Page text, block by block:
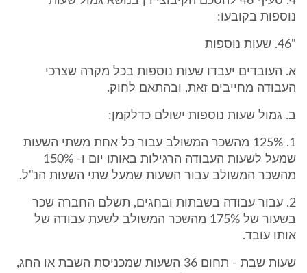
נוספות בקובעו:
"46. שעות נוספות
א. העובדים יעבדו שעות נוספות בכל מקרה שצרכי
העבודה מחייבים זאת, ובהתאם לחוק.
ב. גמול שעות נוספות ישולם כדלקמן:
1. 125% מהשכר המשולב עבור כל אחת משתי השעות
שמעל לשעות העבודה הרגילות באותו יום ו- 150%
מהשכר המשולב עבור השעות שמעל שתי השעות הנ"ל.
2. עבור עבודה בשבתות ובחגים, תשלם החברה שכר
בשעור של 175% מהשכר המשולב לשעת עבודה של
אותו עובד.
שעות שבת - תחום 36 השעות שמכניסת השבת או החג,